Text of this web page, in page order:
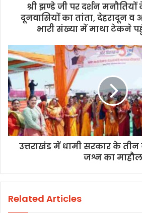
श्री झण्डे जी पर दर्शन
दूनवासियों का तांता, देहरादून व
भारी संख्या में माथा टेकने
उत्तराखंड में धामी सरकार के तीन
जश्न का माहौल
Related Articles